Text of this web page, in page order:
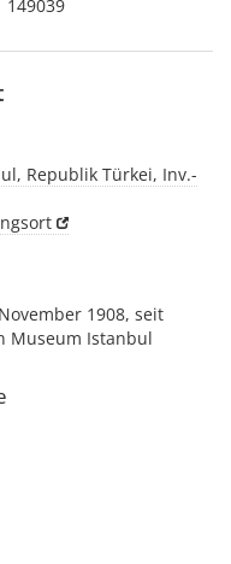
149039
Republik Türkei, Inv.-
1908, seit
Museum Istanbul